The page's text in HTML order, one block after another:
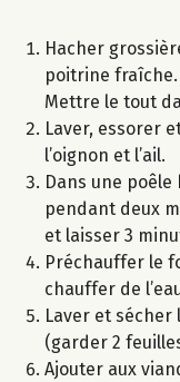
Hacher
poitrine fraîche.
Mettre le tout
Laver, essorer
l’oignon et l’ail.
Dans une poêle
pendant deux
et laisser 3
Préchauffer le
chauffer de
Laver et sécher
(garder 2
Ajouter aux